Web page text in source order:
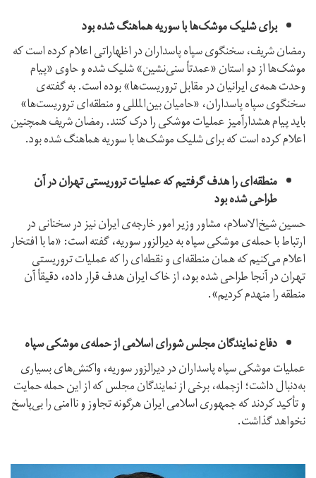
برای شلیک موشک‌ها با سوریه هماهنگ شده بود
رمضان شریف، سخنگوی سپاه پاسداران در اظهاراتی اعلام کرده است که
موشک‌ها از دو استان «عمدتاً سنی‌نشین» شلیک شده و حاوی «پیام
وحدت همه‌ی ایرانیان در مقابل تروریست‌ها» بوده است. به گفته‌ی
سخنگوی سپاه پاسداران، «حامیان بین‌المللی و منطقه‌ای تروریست‌ها»
باید پیام هشدارآمیز عملیات موشکی را درک کنند. رمضان شریف همچنین
اعلام کرده است که برای شلیک موشک‌ها با سوریه هماهنگ شده بود.
منطقه‌ای را هدف گرفتیم که عملیات تروریستی تهران در آن
طراحی شده بود
حسین شیخ‌الاسلام، مشاور وزیر امور خارجه‌ی ایران نیز در سخنانی در
ارتباط با حمله‌ی موشکی سپاه به دیرالزور سوریه، گفته است: «ما با افتخار
اعلام می‌کنیم که همان منطقه‌ای و نقطه‌ای را که عملیات تروریستی
تهران در آنجا طراحی شده بود، از خاک ایران هدف قرار داده، دقیقاً آن
منطقه را منهدم کردیم».
دفاع نمایندگان مجلس شورای اسلامی از حمله‌ی موشکی سپاه
عملیات موشکی سپاه پاسداران در دیرالزور سوریه، واکنش‌های بسیاری
به‌دنبال داشت؛ ازجمله، برخی از نمایندگان مجلس که از این حمله حمایت
و تأکید کردند که جمهوری اسلامی ایران هرگونه تجاوز و ناامنی را بی‌پاسخ
نخواهد گذاشت.